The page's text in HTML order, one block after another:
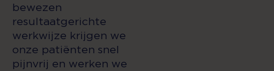
bewezen
resultaatgerichte
werkwijze krijgen we
onze patiënten snel
pijnvrij en werken we